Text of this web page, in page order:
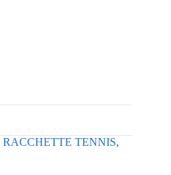
RACCHETTE TENNIS,